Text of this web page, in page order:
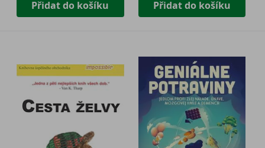
Přidat do košíku Přidat do košíku